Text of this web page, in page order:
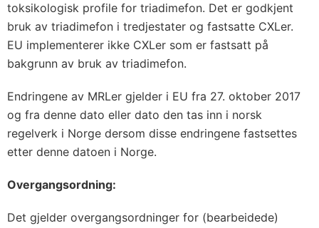
toksikologisk profile for triadimefon. Det er godkjent
bruk av triadimefon i tredjestater og fastsatte CXLer.
EU implementerer ikke CXLer som er fastsatt på
bakgrunn av bruk av triadimefon.
Endringene av MRLer gjelder i EU fra 27. oktober 2017
og fra denne dato eller dato den tas inn i norsk
regelverk i Norge dersom disse endringene fastsettes
etter denne datoen i Norge.
Overgangsordning:
Det gjelder overgangsordninger for (bearbeidede)